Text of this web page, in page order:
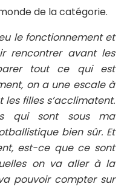
de la catégorie.
le fonctionnement et
rencontrer avant les
tout ce qui est
on a une escale à
les filles s’acclimatent.
qui sont sous ma
bien sûr. Et
est-ce que ce sont
on va aller à la
pouvoir compter sur